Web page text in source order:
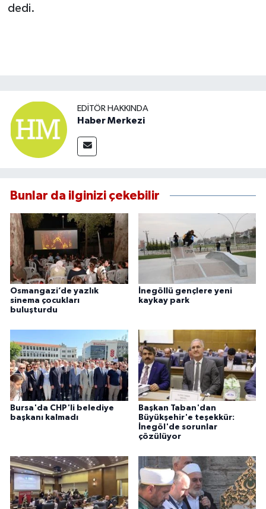
dedi.
EDITÖR HAKKINDA
Haber Merkezi
Bunlar da ilginizi çekebilir
Osmangazi’de yazlık
sinema çocukları
buluşturdu
İnegöllü gençlere yeni
kaykay park
Bursa'da CHP'li belediye
başkanı kalmadı
Başkan Taban'dan
Büyükşehir'e teşekkür:
İnegöl'de sorunlar
çözülüyor